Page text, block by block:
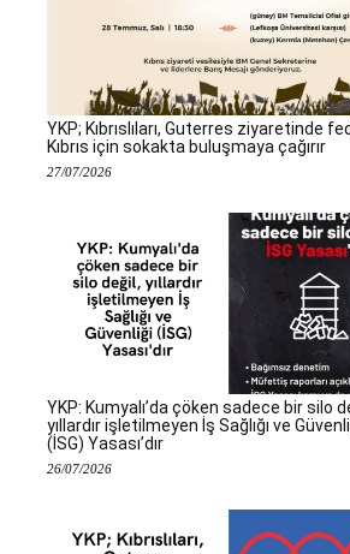
YKP; Kıbrıslıları, Guterres ziyaretinde
Kıbrıs için sokakta buluşmaya çağırır
27/07/2026
YKP: Kumyalı’da çöken sadece bir silo
yıllardır işletilmeyen İş Sağlığı ve
(İSG) Yasası’dır
26/07/2026